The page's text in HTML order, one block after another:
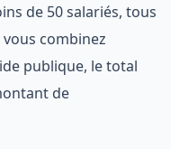
de 50 salariés, tous
combinez
publique, le total
de